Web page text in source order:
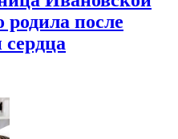
родила после